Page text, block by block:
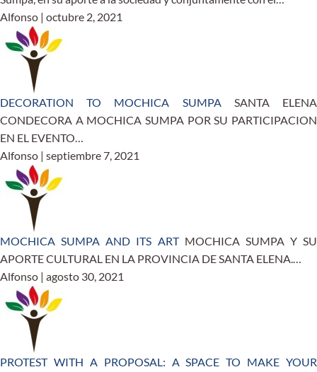
Alfonso | octubre 2, 2021
DECORATION TO MOCHICA SUMPASANTA ELENA
CONDECORA A MOCHICA SUMPA POR SU PARTICIPACION
EN EL EVENTO…
Alfonso | septiembre 7, 2021
MOCHICA SUMPA AND ITS ARTMOCHICA SUMPA Y SU
APORTE CULTURAL EN LA PROVINCIA DE SANTA ELENA.…
Alfonso | agosto 30, 2021
PROTEST WITH A PROPOSAL: A SPACE TO MAKE YOUR